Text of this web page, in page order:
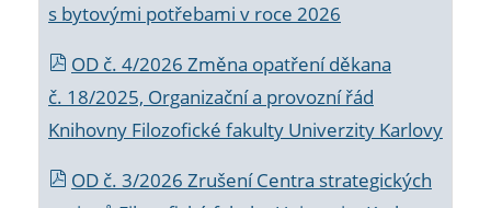
s bytovými potřebami v roce 2026
OD č. 4/2026 Změna opatření děkana
č. 18/2025, Organizační a provozní řád
Knihovny Filozofické fakulty Univerzity Karlovy
OD č. 3/2026 Zrušení Centra strategických